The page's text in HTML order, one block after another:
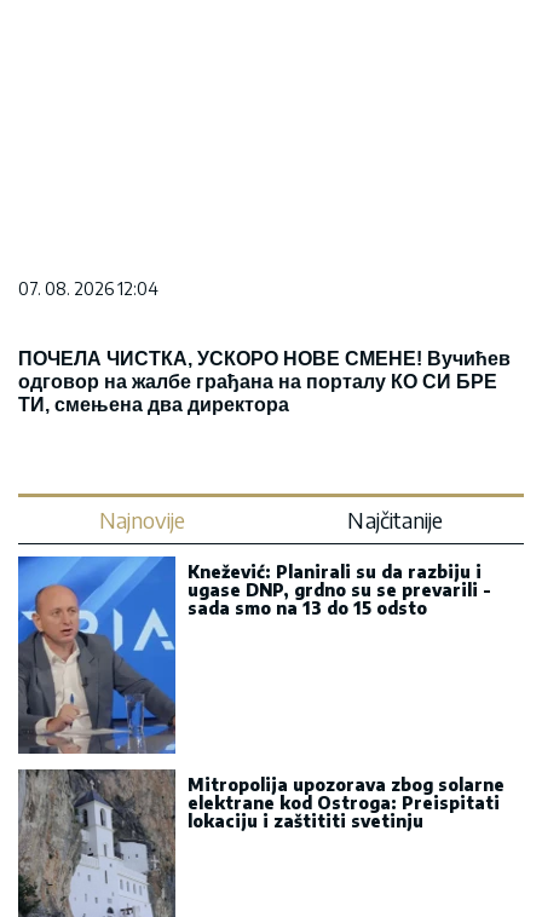
07. 08. 2026 12:04
ПОЧЕЛА ЧИСТКА, УСКОРО НОВЕ СМЕНЕ! Вучићев
одговор на жалбе грађана на порталу КО СИ БРЕ
ТИ, смењена два директора
Najnovije Najčitanije
Knežević: Planirali su da razbiju i
ugase DNP, grdno su se prevarili -
sada smo na 13 do 15 odsto
Mitropolija upozorava zbog solarne
elektrane kod Ostroga: Preispitati
lokaciju i zaštititi svetinju